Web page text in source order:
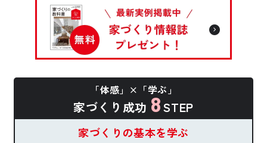
「体感」×「学ぶ」
家づくり成功 8STEP
家づくりの基本を学ぶ